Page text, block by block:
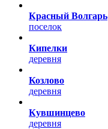
Красный Волгарь
поселок
Кипелки
деревня
Козлово
деревня
Кувшинцево
деревня